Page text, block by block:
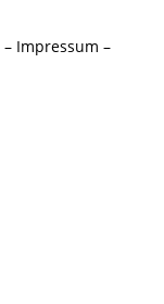
– Impressum –